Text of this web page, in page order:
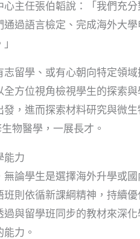
主任張伯韜說：「我們充
過語言檢定、完成海外大學
留學、或有心朝向特定領
方位視角檢視學生的探索
，進而探索材料研究與微
物醫學，一展長才。
能力
論學生是選擇海外升學或
則依循新課綱精神，持續優
與留學班同步的教材來深
力。